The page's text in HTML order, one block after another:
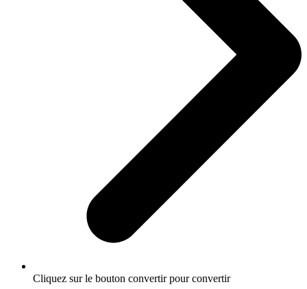
Cliquez sur le bouton convertir pour convertir